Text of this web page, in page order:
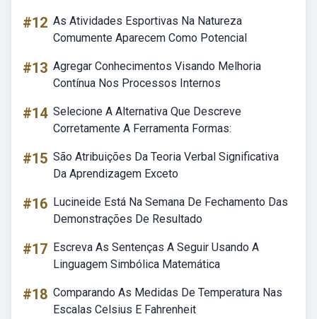
#12 As Atividades Esportivas Na Natureza
Comumente Aparecem Como Potencial
#13 Agregar Conhecimentos Visando Melhoria
Contínua Nos Processos Internos
#14 Selecione A Alternativa Que Descreve
Corretamente A Ferramenta Formas:
#15 São Atribuições Da Teoria Verbal Significativa
Da Aprendizagem Exceto
#16 Lucineide Está Na Semana De Fechamento Das
Demonstrações De Resultado
#17 Escreva As Sentenças A Seguir Usando A
Linguagem Simbólica Matemática
#18 Comparando As Medidas De Temperatura Nas
Escalas Celsius E Fahrenheit